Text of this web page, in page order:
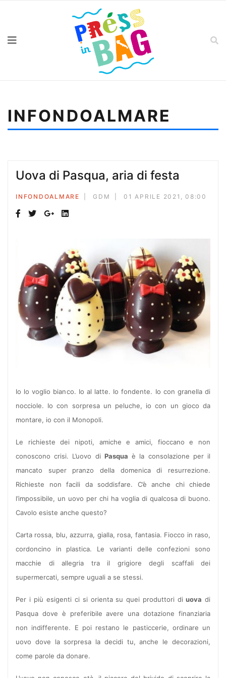
INFONDOALMARE
Uova di Pasqua, aria di festa
INFONDOALMARE GDM 01 APRILE 2021, 08:00
Io lo voglio bianco. Io al latte. Io fondente. Io con granella di
nocciole. Io con sorpresa un peluche, io con un gioco da
montare, io con il Monopoli.
Le richieste dei nipoti, amiche e amici, fioccano e non
conoscono crisi. L’uovo di Pasqua è la consolazione per il
mancato super pranzo della domenica di resurrezione.
Richieste non facili da soddisfare. C’è anche chi chiede
l’impossibile, un uovo per chi ha voglia di qualcosa di buono.
Cavolo esiste anche questo?
Carta rossa, blu, azzurra, gialla, rosa, fantasia. Fiocco in raso,
cordoncino in plastica. Le varianti delle confezioni sono
macchie di allegria tra il grigiore degli scaffali dei
supermercati, sempre uguali a se stessi.
Per i più esigenti ci si orienta su quei produttori di uova di
Pasqua dove è preferibile avere una dotazione finanziaria
non indifferente. E poi restano le pasticcerie, ordinare un
uovo dove la sorpresa la decidi tu, anche le decorazioni,
come parole da donare.